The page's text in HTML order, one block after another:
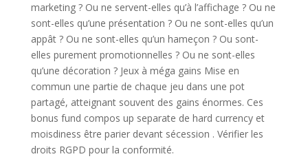
marketing ? Ou ne servent-elles qu’à l’affichage ? Ou ne
sont-elles qu’une présentation ? Ou ne sont-elles qu’un
appât ? Ou ne sont-elles qu’un hameçon ? Ou sont-
elles purement promotionnelles ? Ou ne sont-elles
qu’une décoration ? Jeux à méga gains Mise en
commun une partie de chaque jeu dans une pot
partagé, atteignant souvent des gains énormes. Ces
bonus fund compos up separate de hard currency et
moisdiness être parier devant sécession . Vérifier les
droits RGPD pour la conformité.